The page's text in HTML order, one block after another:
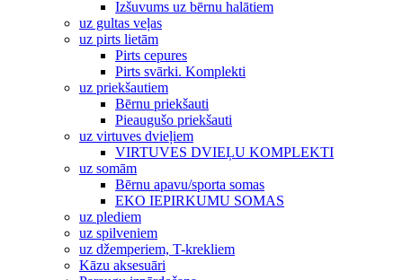
Izšuvums uz bērnu halātiem
uz gultas veļas
uz pirts lietām
Pirts cepures
Pirts svārki. Komplekti
uz priekšautiem
Bērnu priekšauti
Pieaugušo priekšauti
uz virtuves dvieļiem
VIRTUVES DVIEĻU KOMPLEKTI
uz somām
Bērnu apavu/sporta somas
EKO IEPIRKUMU SOMAS
uz plediem
uz spilveniem
uz džemperiem, T-krekliem
Kāzu aksesuāri